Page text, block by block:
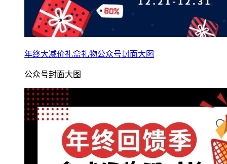
年终大减价礼盒礼物公众号封面大图
公众号封面大图